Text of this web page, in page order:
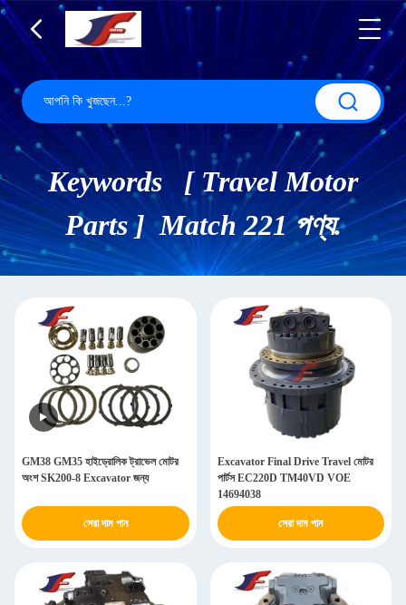
Keywords [ Travel Motor
Parts ] Match 221 পণ্য.
GM38 GM35 হাইড্রোলিক ট্রাভেল মোটর
অংশ SK200-8 Excavator জন্য
সেরা দাম পান
Excavator Final Drive Travel মোটর
পার্টস EC220D TM40VD VOE
14694038
সেরা দাম পান